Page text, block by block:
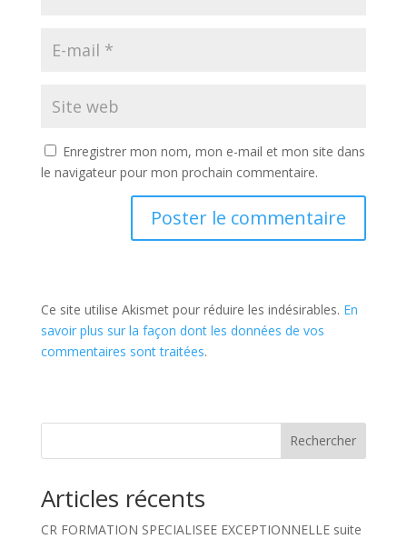
Enregistrer mon nom, mon e-mail et mon site dans
le navigateur pour mon prochain commentaire.
Ce site utilise Akismet pour réduire les indésirables. En
savoir plus sur la façon dont les données de vos
commentaires sont traitées.
Rechercher
Articles récents
CR FORMATION SPECIALISEE EXCEPTIONNELLE suite